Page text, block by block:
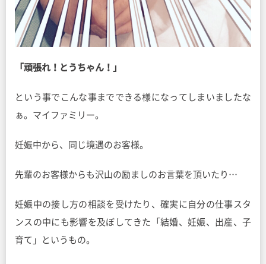
「頑張れ！とうちゃん！」
という事でこんな事までできる様になってしまいましたな
ぁ。マイファミリー。
妊娠中から、同じ境遇のお客様。
先輩のお客様からも沢山の励ましのお言葉を頂いたり…
妊娠中の接し方の相談を受けたり、確実に自分の仕事スタ
ンスの中にも影響を及ぼしてきた「結婚、妊娠、出産、子
育て」というもの。